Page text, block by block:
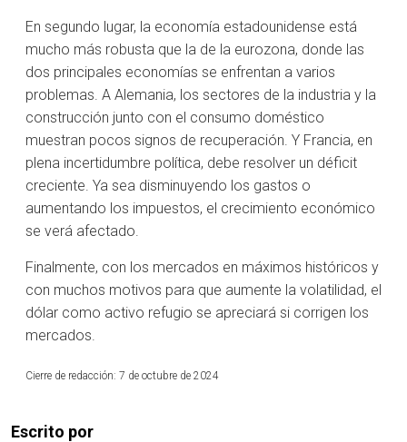
En segundo lugar, la economía estadounidense está
mucho más robusta que la de la eurozona, donde las
dos principales economías se enfrentan a varios
problemas. A Alemania, los sectores de la industria y la
construcción junto con el consumo doméstico
muestran pocos signos de recuperación. Y Francia, en
plena incertidumbre política, debe resolver un déficit
creciente. Ya sea disminuyendo los gastos o
aumentando los impuestos, el crecimiento económico
se verá afectado.
Finalmente, con los mercados en máximos históricos y
con muchos motivos para que aumente la volatilidad, el
dólar como activo refugio se apreciará si corrigen los
mercados.
Cierre de redacción: 7 de octubre de 2024
Escrito por